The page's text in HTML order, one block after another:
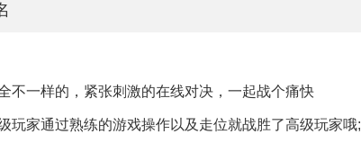
不一样的，紧张刺激的在线对决，一起战个痛快
玩家通过熟练的游戏操作以及走位就战胜了高级玩家哦;